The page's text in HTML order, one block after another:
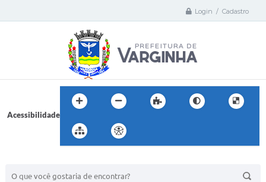
Login / Cadastro
Acessibilidade